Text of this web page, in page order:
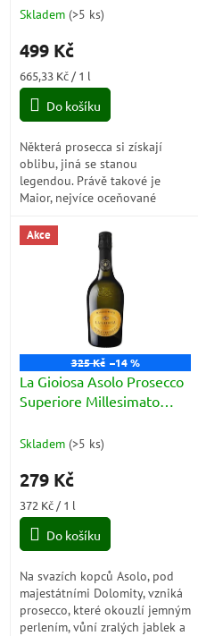
DOCG 11,5% 0,75l
Skladem (>5 ks)
499 Kč
Měrná
cena:
665,33 Kč / 1 l
Do košíku
Některá prosecca si získají
oblibu, jiná se stanou
legendou. Právě takové je
Maior, nejvíce oceňované
které okouzluje bohatou
ovocností,...
Akce
325 Kč –14 %
La Gioiosa Asolo Prosecco
Superiore Millesimato
Skladem (>5 ks)
279 Kč
Měrná
cena:
372 Kč / 1 l
Do košíku
Na svazích kopců Asolo, pod
majestátními Dolomity, vzniká
prosecco, které okouzlí jemným
perlením, vůní zralých jablek a